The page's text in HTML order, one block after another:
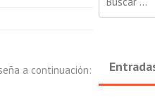
a continuación: